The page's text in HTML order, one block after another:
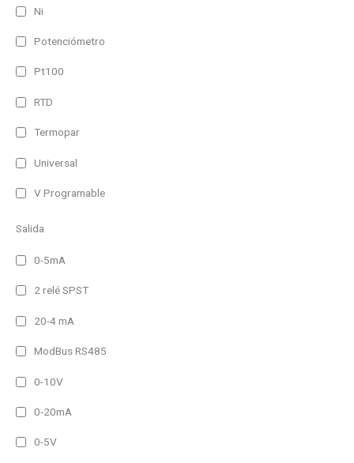
Ni
Potenciómetro
Pt100
RTD
Termopar
Universal
V Programable
Salida
0-5mA
2 relé SPST
20-4 mA
ModBus RS485
0-10V
0-20mA
0-5V